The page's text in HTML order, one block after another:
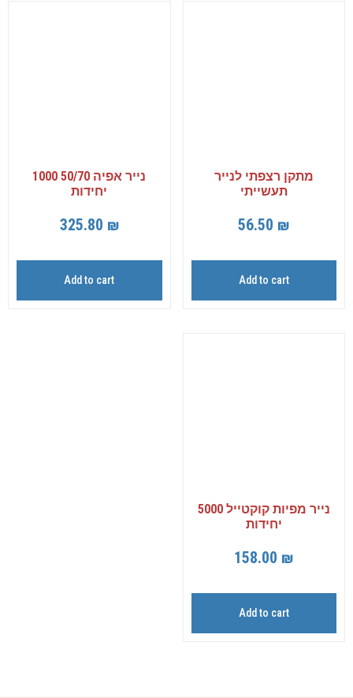
מתקן רצפתי לנייר
תעשייתי
56.50 ₪
Add to cart
נייר אפיה 50/70 1000
יחידות
325.80 ₪
Add to cart
נייר מפיות קוקטייל 5000
יחידות
158.00 ₪
Add to cart